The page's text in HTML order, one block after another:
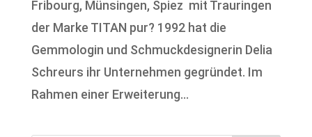
Fribourg, Münsingen, Spiez mit Trauringen
der Marke TITAN pur? 1992 hat die
Gemmologin und Schmuckdesignerin Delia
Schreurs ihr Unternehmen gegründet. Im
Rahmen einer Erweiterung...